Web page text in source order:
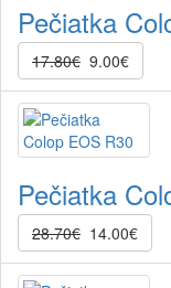
Pečiatka
17.80€ 9.00€
Pečiatka
28.70€ 14.00€